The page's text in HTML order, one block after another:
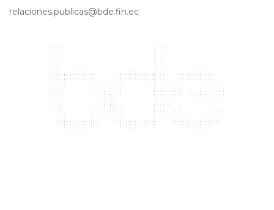
relaciones.publicas@bde.fin.ec